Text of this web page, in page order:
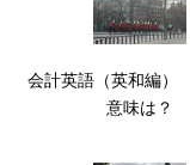
会計英語（英和編
意味は？